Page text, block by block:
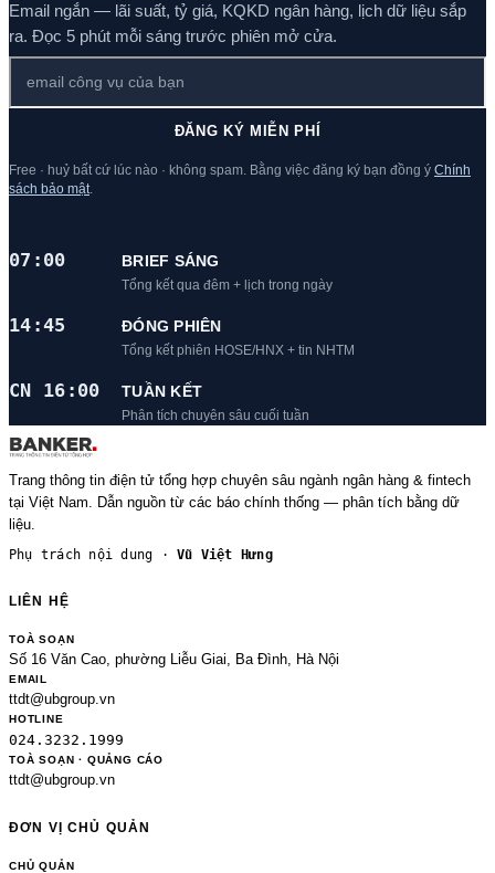
Email ngắn — lãi suất, tỷ giá, KQKD ngân hàng, lịch dữ liệu sắp
ra. Đọc 5 phút mỗi sáng trước phiên mở cửa.
ĐĂNG KÝ MIỄN PHÍ
Free · huỷ bất cứ lúc nào · không spam. Bằng việc đăng ký bạn đồng ý Chính
sách bảo mật
07:00 BRIEF SÁNG
Tổng kết qua đêm + lịch trong ngày
14:45 ĐÓNG PHIÊN
Tổng kết phiên HOSE/HNX + tin NHTM
CN 16:00 TUẦN KẾT
Phân tích chuyên sâu cuối tuần
Trang thông tin điện tử tổng hợp chuyên sâu ngành ngân hàng & fintech
tại Việt Nam. Dẫn nguồn từ các báo chính thống — phân tích bằng dữ
liệu.
Phụ trách nội dung ·Vũ Việt Hưng
LIÊN HỆ
TOÀ SOẠN
Số 16 Văn Cao, phường Liễu Giai, Ba Đình, Hà Nội
EMAIL
ttdt@ubgroup.vn
HOTLINE
024.3232.1999
TOÀ SOẠN · QUẢNG CÁO
ttdt@ubgroup.vn
ĐƠN VỊ CHỦ QUẢN
CHỦ QUẢN